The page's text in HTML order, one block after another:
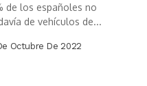
de los españoles no
de vehículos de...
Octubre De 2022